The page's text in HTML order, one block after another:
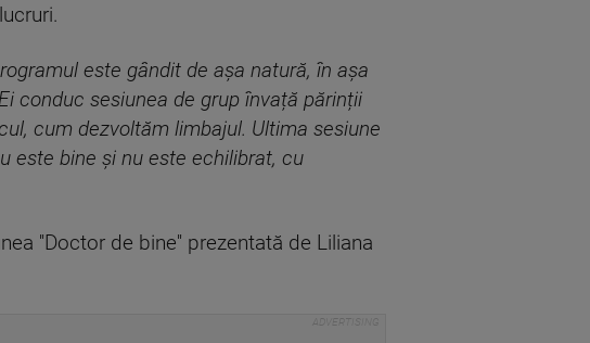
este gândit de așa natură, în așa
conduc sesiunea de grup învață părinții
cum dezvoltăm limbajul. Ultima sesiune
este bine și nu este echilibrat, cu
''Doctor de bine'' prezentată de Liliana